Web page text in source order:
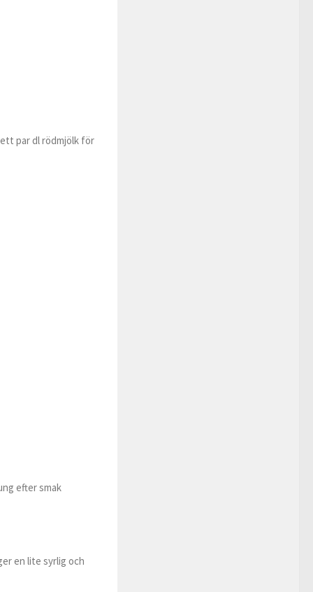
par dl rödmjölk för
efter smak
en lite syrlig och